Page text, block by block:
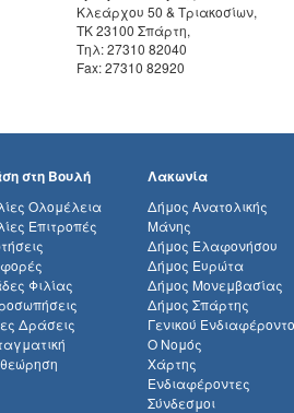
Κλεάρχου 50 & Τριακοσίων,
ΤΚ 23100 Σπάρτη,
Τηλ: 27310 82040
Fax: 27310 82920
στη Βουλή
Ολομέλεια
Επιτροπές
Φιλίας
Δράσεις
Λακωνία
Δήμος Ανατολικής
Μάνης
Δήμος Ελαφονήσου
Δήμος Ευρώτα
Δήμος Μονεμβασίας
Δήμος Σπάρτης
Γενικού
Ο Νομός
Χάρτης
Ενδιαφέροντες
Σύνδεσμοι